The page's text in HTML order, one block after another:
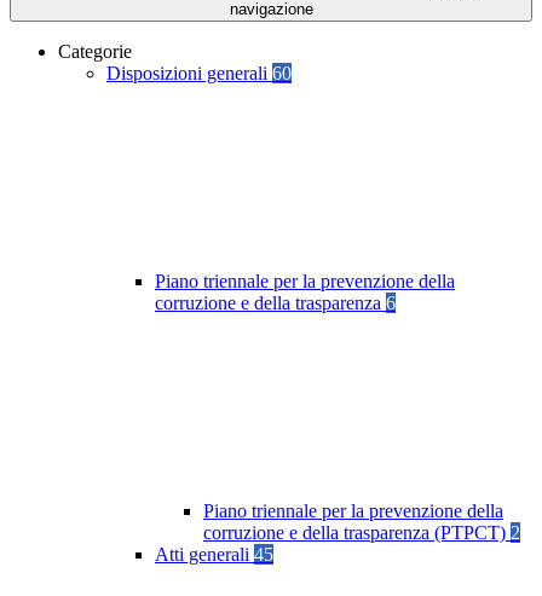
navigazione
Categorie
Disposizioni generali 60
Piano triennale per la prevenzione della
corruzione e della trasparenza 6
Piano triennale per la prevenzione della
corruzione e della trasparenza (PTPCT) 2
Atti generali 45